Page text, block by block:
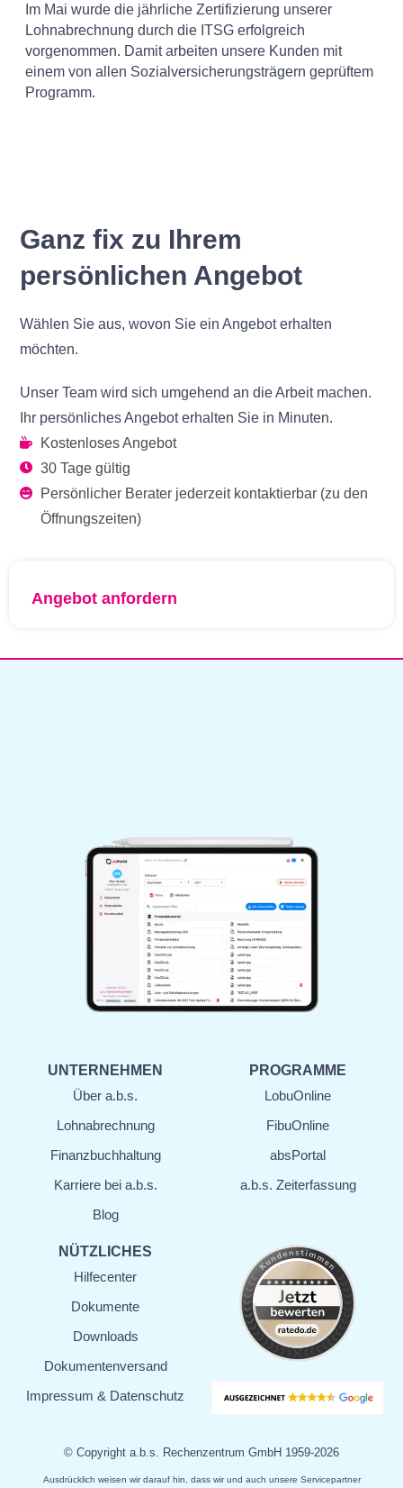
Im Mai wurde die jährliche Zertifizierung unserer
Lohnabrechnung durch die ITSG erfolgreich
vorgenommen. Damit arbeiten unsere Kunden mit
einem von allen Sozialversicherungsträgern geprüftem
Programm.
Angebot anfordern
Ganz fix zu Ihrem
persönlichen Angebot
Wählen Sie aus, wovon Sie ein Angebot erhalten
möchten.
Unser Team wird sich umgehend an die Arbeit machen.
Ihr persönliches Angebot erhalten Sie in Minuten.
Kostenloses Angebot
30 Tage gültig
Persönlicher Berater jederzeit kontaktierbar (zu den
Öffnungszeiten)
UNTERNEHMEN
Über a.b.s.
Lohn­abrechnung
Finanz­buchhaltung
Karriere bei a.b.s.
Blog
PROGRAMME
LobuOnline
FibuOnline
absPortal
a.b.s. Zeiterfassung
NÜTZLICHES
Hilfecenter
Dokumente
Downloads
Dokumenten­versand
Impressum & Datenschutz
© Copyright a.b.s. Rechenzentrum GmbH 1959-2026
Ausdrücklich weisen wir darauf hin, dass wir und auch unsere Servicepartner